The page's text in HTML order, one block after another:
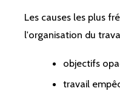
Les causes les plus
l'organisation du
objectifs
travail